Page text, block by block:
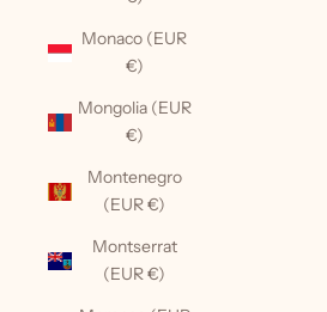
Monaco (EUR
€)
Mongolia (EUR
€)
Montenegro
(EUR €)
Montserrat
(EUR €)